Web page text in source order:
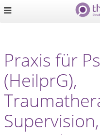
Praxis für
(HeilprG),